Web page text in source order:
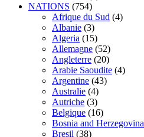
NATIONS (754)
Afrique du Sud (4)
Albanie (3)
Algeria (15)
Allemagne (52)
Angleterre (20)
Arabie Saoudite (4)
Argentine (43)
Australie (4)
Autriche (3)
Belgique (16)
Bosnia and Herzegovina
Bresil (38)